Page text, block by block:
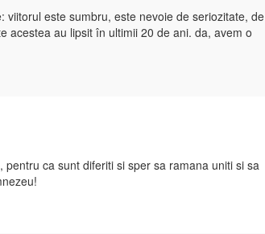
este sumbru, este nevoie de seriozitate, de
au lipsit în ultimii 20 de ani. da, avem o
ca sunt diferiti si sper sa ramana uniti si sa